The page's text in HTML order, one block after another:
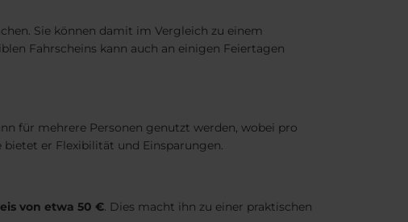
Sie können damit im Vergleich zu einem
Fahrscheins kann auch an einigen Feiertagen
für mehrere Personen genutzt werden, wobei pro
er Flexibilität und Einsparungen.
von etwa 50 €. Dies macht ihn zu einer praktischen